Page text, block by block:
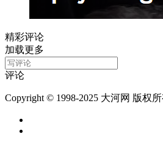
精彩评论
加载更多
评论
Copyright © 1998-2025 大河网 版权